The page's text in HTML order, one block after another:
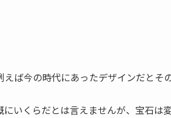
ば今の時代にあったデザインだとそ
いくらだとは言えませんが、宝石は